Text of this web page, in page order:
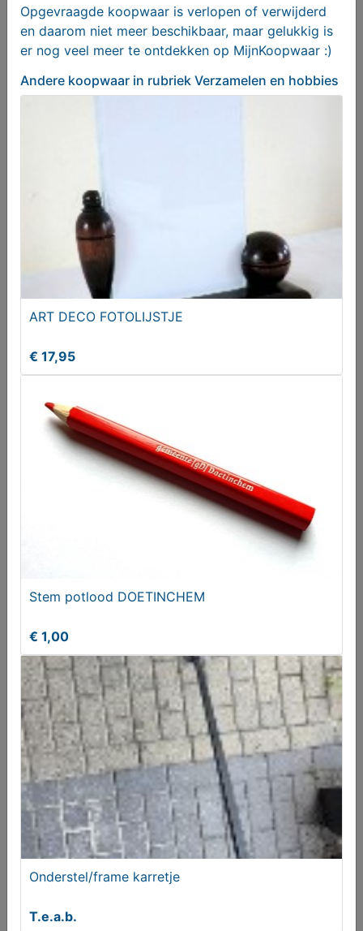
2x van der Graaf Mercedes Lion Car 1:50
Laat je niet haasten of bang maken!
Aangeboden
Opgevraagde koopwaar is verlopen of verwijderd
en daarom niet meer beschikbaar, maar gelukkig is
er nog veel meer te ontdekken op MijnKoopwaar :)
Andere koopwaar in rubriek Verzamelen en hobbies
ART DECO FOTOLIJSTJE
€ 17,95
Stem potlood DOETINCHEM
€ 1,00
Onderstel/frame karretje
T.e.a.b.